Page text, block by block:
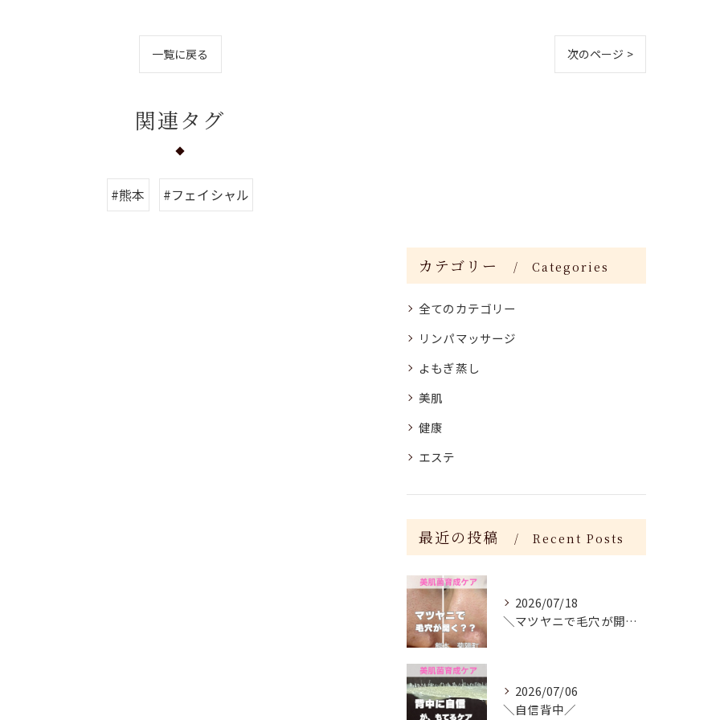
一覧に戻る 次のページ >
関連タグ
#熊本 #フェイシャル
カテゴリー Categories
全てのカテゴリー
リンパマッサージ
よもぎ蒸し
美肌
健康
エステ
最近の投稿 Recent Posts
2026/07/18
＼マツヤニで毛穴が開く？／
2026/07/06
＼自信背中／